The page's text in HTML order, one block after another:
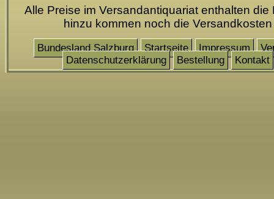
Alle Preise im Versandantiquariat enthalten die
hinzu kommen noch die Versandkosten
Bundesland Salzburg Startseite Impressum
Datenschutzerklärung
Bestellung Kontakt